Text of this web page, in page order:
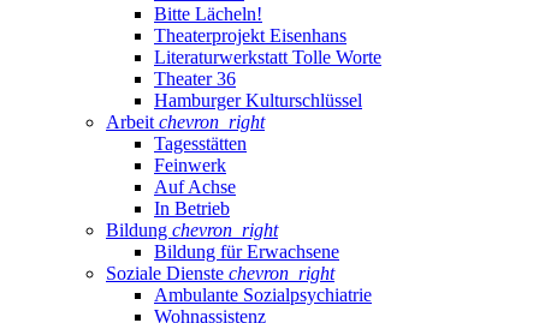
Bitte Lächeln!
Theaterprojekt Eisenhans
Literaturwerkstatt Tolle Worte
Theater 36
Hamburger Kulturschlüssel
Arbeit chevron_right
Tagesstätten
Feinwerk
Auf Achse
In Betrieb
Bildung chevron_right
Bildung für Erwachsene
Soziale Dienste chevron_right
Ambulante Sozialpsychiatrie
Wohnassistenz